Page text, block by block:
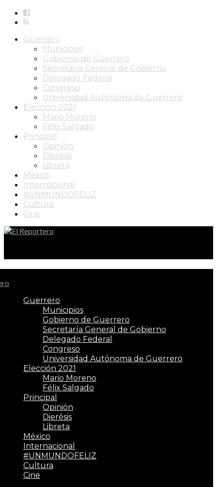
Guerrero
Municipios
Gobierno de Guerrero
Secretaría General de Gobierno
Delegado Federal
Congreso
Universidad Autónoma de Guerrero
Elección 2021
Mario Moreno
Félix Salgado
Principal
Opinión
Dierésis
Libreta
México
Internacional
#UNMUNDOFELIZ
Cultura
Cine
Guerrero
Municipios
Gobierno de Guerrero
Secretaría General de Gobierno
Delegado Federal
Congreso
Universidad Autónoma de Guerrero
Elección 2021
Mario Moreno
Félix Salgado
Principal
Opinión
Dierésis
Libreta
México
Internacional
#UNMUNDOFELIZ
Cultura
Cine